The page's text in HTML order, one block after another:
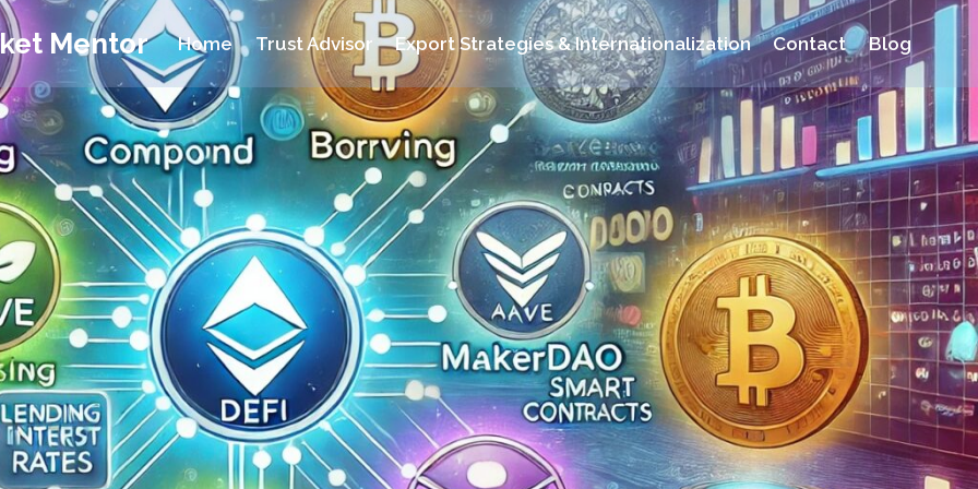
Mentor Home Trust Advisor Export Strategies & Internationalization Contact Blog